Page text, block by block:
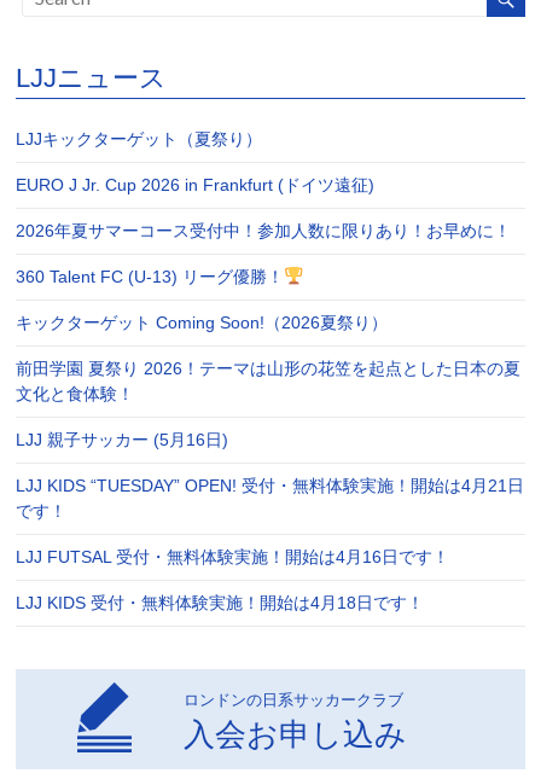
LJJニュース
LJJキックターゲット（夏祭り）
EURO J Jr. Cup 2026 in Frankfurt (ドイツ遠征)
2026年夏サマーコース受付中！参加人数に限りあり！お早めに！
360 Talent FC (U-13) リーグ優勝！
キックターゲット Coming Soon!（2026夏祭り）
前田学園 夏祭り 2026！テーマは山形の花笠を起点とした日本の夏
文化と食体験！
LJJ 親子サッカー (5月16日)
LJJ KIDS “TUESDAY” OPEN! 受付・無料体験実施！開始は4月21日
です！
LJJ FUTSAL 受付・無料体験実施！開始は4月16日です！
LJJ KIDS 受付・無料体験実施！開始は4月18日です！
ロンドンの日系サッカークラブ
入会お申し込み